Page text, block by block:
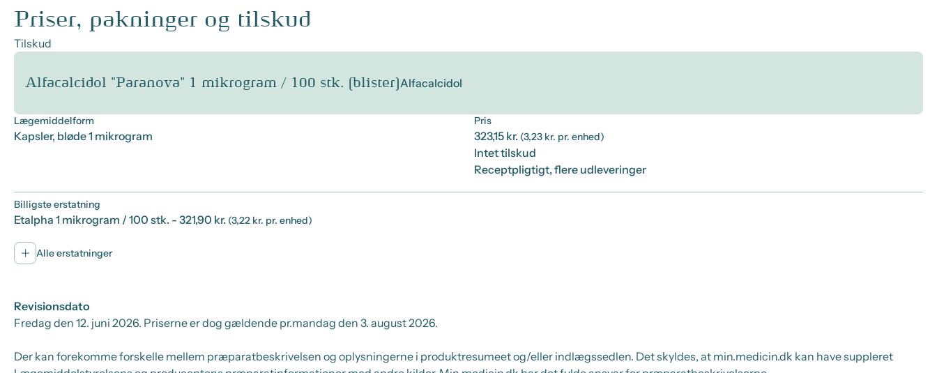
Priser, pakninger og tilskud
Tilskud
Alfacalcidol "Paranova" 1 mikrogram / 100 stk. (blister)Alfacalcidol
Lægemiddelform
Kapsler, bløde 1 mikrogram
Pris
323,15 kr. (3,23 kr. pr. enhed)
Intet tilskud
Receptpligtigt, flere udleveringer
Billigste erstatning
Etalpha 1 mikrogram / 100 stk. - 321,90 kr. (3,22 kr. pr. enhed)
Alle erstatninger
Revisionsdato
Fredag den 12. juni 2026. Priserne er dog gældende pr.mandag den 3. august 2026.
Der kan forekomme forskelle mellem præparatbeskrivelsen og oplysningerne i produktresumeet og/eller indlægssedlen. Det skyldes, at min.medicin.dk kan have suppleret